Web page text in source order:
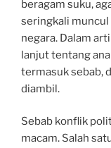
beragam suku,
seringkali
negara. Dalam
lanjut tentang
termasuk sebab,
diambil.
Sebab konflik
macam. Salah